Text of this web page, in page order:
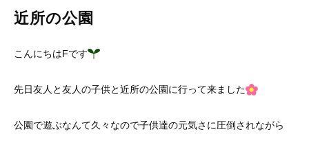
近所の公園
こんにちはFです
先日友人と友人の子供と近所の公園に行って来ました
公園で遊ぶなんて久々なので子供達の元気さに圧倒されながら